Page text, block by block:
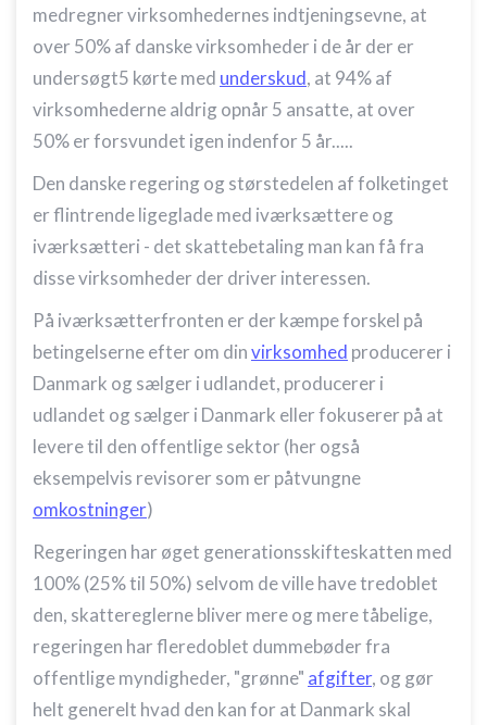
medregner virksomhedernes indtjeningsevne, at
over 50% af danske virksomheder i de år der er
undersøgt5 kørte med underskud, at 94% af
virksomhederne aldrig opnår 5 ansatte, at over
50% er forsvundet igen indenfor 5 år.....
Den danske regering og størstedelen af folketinget
er flintrende ligeglade med iværksættere og
iværksætteri - det skattebetaling man kan få fra
disse virksomheder der driver interessen.
På iværksætterfronten er der kæmpe forskel på
betingelserne efter om dinvirksomhed producerer i
Danmark og sælger i udlandet, producerer i
udlandet og sælger i Danmark eller fokuserer på at
levere til den offentlige sektor (her også
eksempelvis revisorer som er påtvungne
omkostninger)
Regeringen har øget generationsskifteskatten med
100% (25% til 50%) selvom de ville have tredoblet
den, skattereglerne bliver mere og mere tåbelige,
regeringen har fleredoblet dummebøder fra
offentlige myndigheder, "grønne" afgifter, og gør
helt generelt hvad den kan for at Danmark skal
indhold
IAB Special Features:
Bruge præcise geografiske
placeringsoplysninger
Identificere enheder baseret på aktivt
anmodede oplysninger
Ikke-IAB-behandlingsformål:
Nødvendig
Ydeevne
Funktionel
Annoncering / marketing